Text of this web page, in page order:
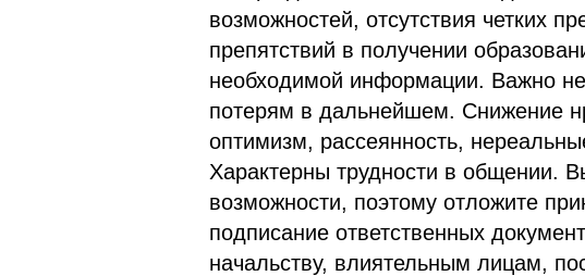
возможностей, отсутствия четких
препятствий в получении
необходимой информации. Важно
потерям в дальнейшем. Снижение
оптимизм, рассеянность,
Характерны трудности в общении.
возможности, поэтому отложите
подписание ответственных
начальству, влиятельным лицам,